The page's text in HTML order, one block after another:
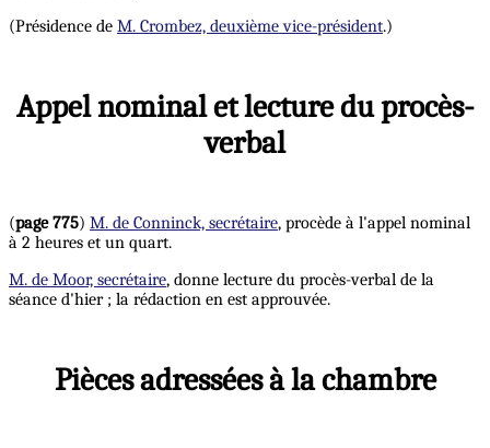
(Présidence de M. Crombez, deuxième vice-président.)
Appel nominal et lecture du procès-
verbal
(page 775) M. de Conninck, secrétaire, procède à l'appel nominal
à 2 heures et un quart.
M. de Moor, secrétaire, donne lecture du procès-verbal de la
séance d'hier ; la rédaction en est approuvée.
Pièces adressées à la chambre